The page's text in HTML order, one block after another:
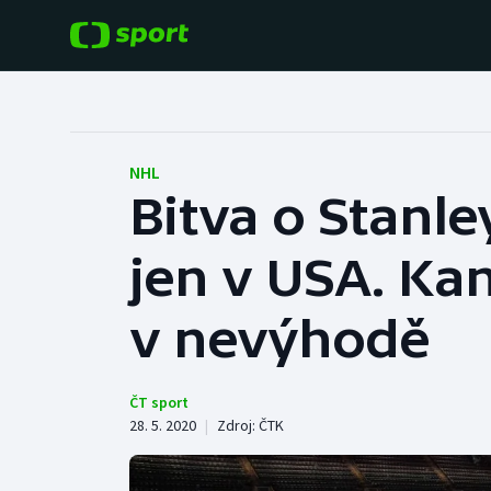
Hokej
Tenis
Baseball a softbal
Basketbal
Biatlon
NHL
Bitva o
jen v USA.
v nevýhodě
ČT sport
28. 5. 2020 | Zdroj: ČTK